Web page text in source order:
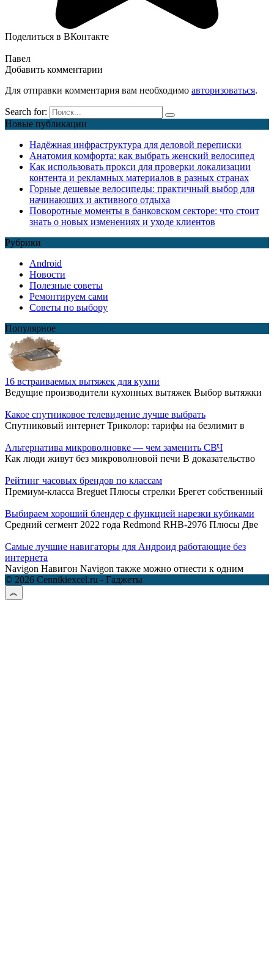
Поделиться в ВКонтакте
Павел
Добавить комментарии
Для отправки комментария вам необходимо авторизоваться.
Search for:
Новые публикации
Надёжная инфраструктура для деловой переписки
Анатомия комфорта: как выбрать женский велосипед
Как использовать прокси для проверки локализации
контента и рекламных материалов в разных странах
Горные дешевые велосипеды: практичный выбор для
начинающих и активного отдыха
Поворотные моменты в банковском секторе: что стоит
знать о новых изменениях и уходе клиентов
Рубрики
Android
Новости
Полезные советы
Ремонтируем сами
Советы по выбору
Популярное
16 встраиваемых вытяжек для кухни
Ведущие производители кухонных вытяжек Выбор вытяжки
Какое спутниковое телевидение лучше выбрать
Спутниковый интернет Триколор: тарифы на безлимит в
Альтернатива микроволновке — чем заменить СВЧ
Как люди живут без микроволновой печи В доказательство
Рейтинг часовых брендов по классам
Премиум-класса Breguet Плюсы стрелки Брегет собственный
Выбираем хороший блендер с функцией нарезки кубиками
Средний сегмент 2022 года Redmond RHB-2976 Плюсы Две
Самые лучшие навигаторы для Андроид работающие без
интернета
Navigon Навигон Navigon также можно отнести к одним
© 2026 Cennikiexcel.ru - Гаджеты